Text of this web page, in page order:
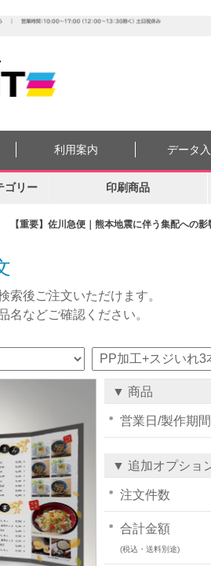
【重要】佐川急便｜熊本地震に伴う集配への
利用案内 データ
ゴリー 印刷商品
索後ご注文いただけます。
名などご確認ください。
▼ 商品
営業日/製作期間
▼ 追加オプショ
注文件数
合計金額
(税込・送料別途)